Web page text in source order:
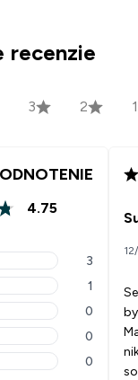
recenzie
3 2 1
4.75
reviews
3
reviews
1
reviews
0
reviews
0
reviews
0